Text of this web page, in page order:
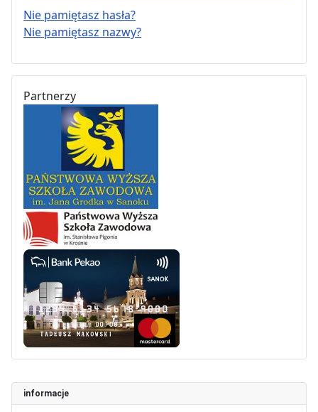
informacje
Nie pamiętasz hasła?
Nie pamiętasz nazwy?
Partnerzy